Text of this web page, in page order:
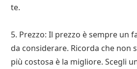
te.
5. Prezzo: Il prezzo è sempre un
da considerare. Ricorda che non
più costosa è la migliore. Scegli